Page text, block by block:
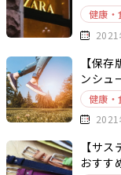
健康・
2021
【保
ンシュ
健康・
2021
【サ
おすす